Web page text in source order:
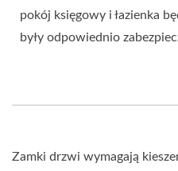
pokój księgowy i łazienka
były odpowiednio
Zamki drzwi wymagają